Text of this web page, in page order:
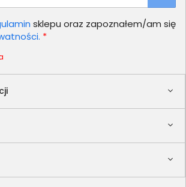
sklepu oraz zapoznałem/am się
*